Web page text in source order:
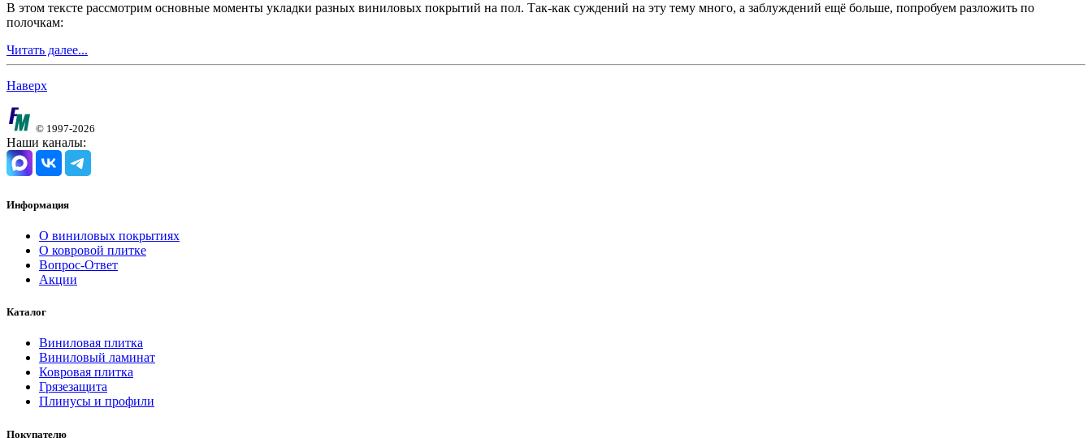
В этом тексте рассмотрим основные моменты укладки разных виниловых покрытий на пол. Так-как суждений на эту тему много, а заблуждений ещё больше, попробуем разложить по
полочкам:
Читать далее...
Наверх
© 1997-2026
Наши каналы:
Информация
О виниловых покрытиях
О ковровой плитке
Вопрос-Ответ
Акции
Каталог
Виниловая плитка
Виниловый ламинат
Ковровая плитка
Грязезащита
Плинусы и профили
Покупателю